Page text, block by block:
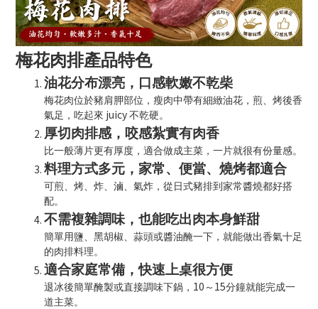
梅花肉排產品特色
油花分布漂亮，口感軟嫩不乾柴
梅花肉位於豬肩胛部位，瘦肉中帶有細緻油花，煎、烤後香
氣足，吃起來 juicy 不乾硬。
厚切肉排感，咬感紮實有肉香
比一般薄片更有厚度，適合做成主菜，一片就很有份量感。
料理方式多元，家常、便當、燒烤都適合
可煎、烤、炸、滷、氣炸，從日式豬排到家常醬燒都好搭
配。
不需複雜調味，也能吃出肉本身鮮甜
簡單用鹽、黑胡椒、蒜頭或醬油醃一下，就能做出香氣十足
的肉排料理。
適合家庭常備，快速上桌很方便
退冰後簡單醃製或直接調味下鍋， 10 ～ 15分鐘就能完成一
道主菜。